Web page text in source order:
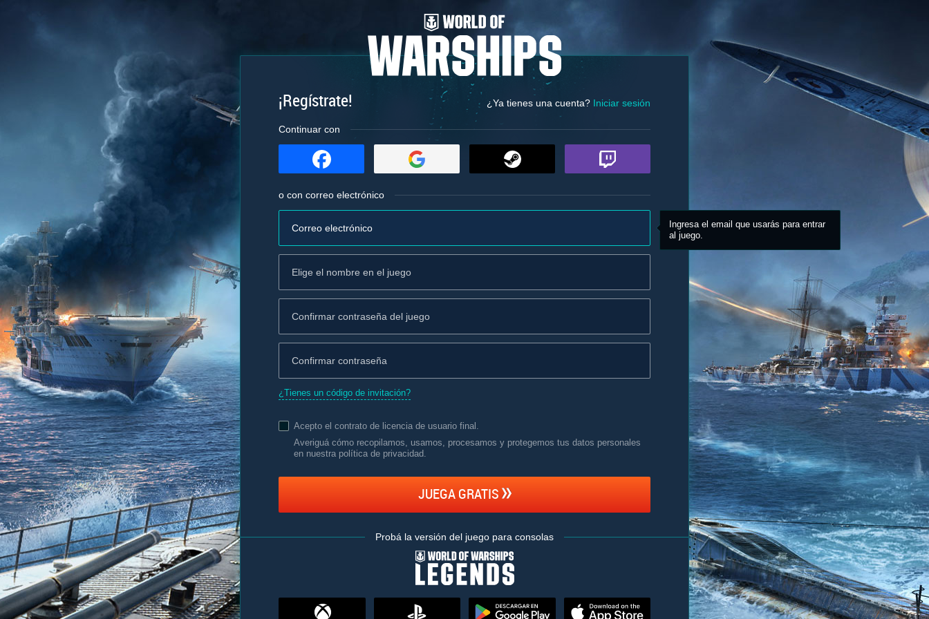
¡Regístrate! ¿Ya tienes una cuenta? Iniciar sesión
Continuar con
o con correo electrónico
Ingresa el email que usarás para entrar
al juego.
¿Tienes un código de invitación?
Acepto el contrato de licencia de usuario final .
Averiguá cómo recopilamos, usamos, procesamos y protegemos tus datos personales
en nuestra política de privacidad.
JUEGA GRATIS
Probá la versión del juego para consolas